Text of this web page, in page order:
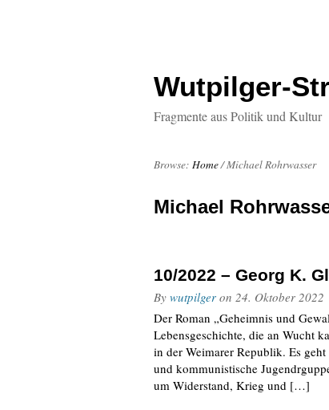
Wutpilger-
Fragmente aus Politik und Kultur
Browse: Home/Michael Rohrwasser
Michael
10/2022 – Georg K.
By wutpilger on 24. Oktober 2022
Der Roman „Geheimnis und
Lebensgeschichte, die an Wucht
in der Weimarer Republik. Es
und kommunistische
um Widerstand, Krieg und […]